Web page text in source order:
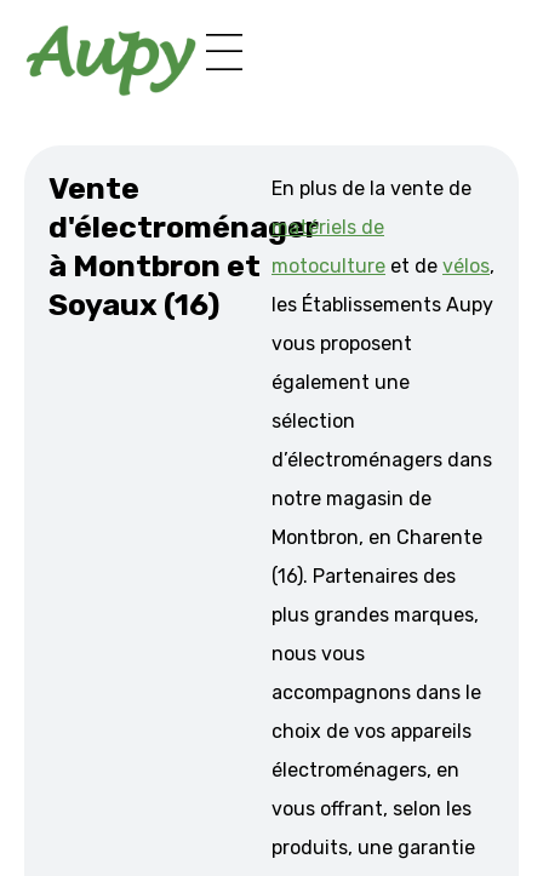
Vente
d'électroménager
à Montbron et
Soyaux (16)
En plus de la vente de
matériels de
motoculture et de vélos,
les Établissements Aupy
vous proposent
également une
sélection
d’électroménagers dans
notre magasin de
Montbron, en Charente
(16). Partenaires des
plus grandes marques,
nous vous
accompagnons dans le
choix de vos appareils
électroménagers, en
vous offrant, selon les
produits, une garantie